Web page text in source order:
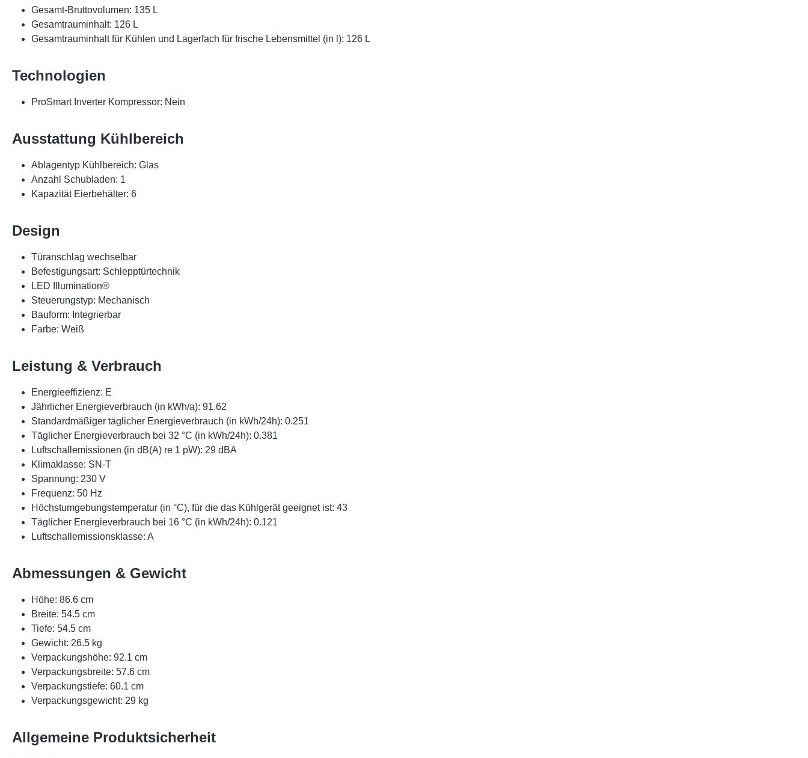
Gesamt-Bruttovolumen: 135 L
Gesamtrauminhalt: 126 L
Gesamtrauminhalt für Kühlen und Lagerfach für frische Lebensmittel (in l): 126 L
Technologien
ProSmart Inverter Kompressor: Nein
Ausstattung Kühlbereich
Ablagentyp Kühlbereich: Glas
Anzahl Schubladen: 1
Kapazität Eierbehälter: 6
Design
Türanschlag wechselbar
Befestigungsart: Schlepptürtechnik
LED Illumination®
Steuerungstyp: Mechanisch
Bauform: Integrierbar
Farbe: Weiß
Leistung & Verbrauch
Energieeffizienz: E
Jährlicher Energieverbrauch (in kWh/a): 91.62
Standardmäßiger täglicher Energieverbrauch (in kWh/24h): 0.251
Täglicher Energieverbrauch bei 32 °C (in kWh/24h): 0.381
Luftschallemissionen (in dB(A) re 1 pW): 29 dBA
Klimaklasse: SN-T
Spannung: 230 V
Frequenz: 50 Hz
Höchstumgebungstemperatur (in °C), für die das Kühlgerät geeignet ist: 43
Täglicher Energieverbrauch bei 16 °C (in kWh/24h): 0.121
Luftschallemissionsklasse: A
Abmessungen & Gewicht
Höhe: 86.6 cm
Breite: 54.5 cm
Tiefe: 54.5 cm
Gewicht: 26.5 kg
Verpackungshöhe: 92.1 cm
Verpackungsbreite: 57.6 cm
Verpackungstiefe: 60.1 cm
Verpackungsgewicht: 29 kg
Allgemeine Produktsicherheit